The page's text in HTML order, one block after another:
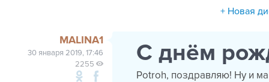
+ Новая
MALINA1
30 января 2019, 17:46
2255
С днём
Potroh, поздравляю! Ну и